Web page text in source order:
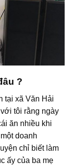
?
tại xã Văn Hải
tôi rằng ngày
ăn nhiều khi
doanh
chỉ biết làm
ấy của ba mẹ